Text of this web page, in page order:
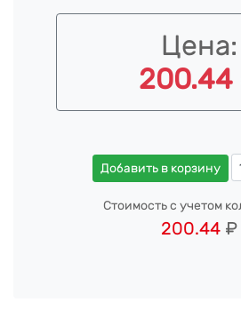
Цена:
200.44
Добавить в корзину
Стоимость с учетом
200.44 ₽